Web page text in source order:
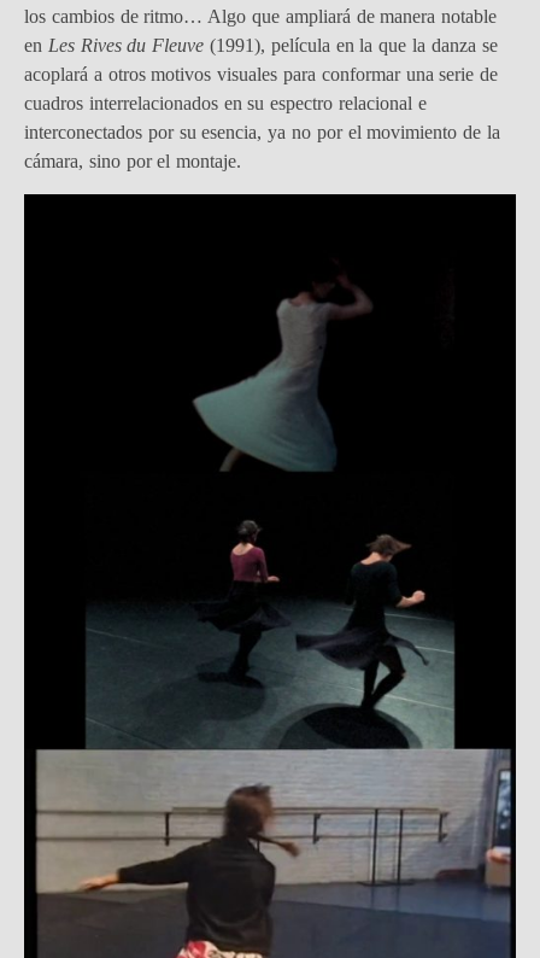
los cambios de ritmo… Algo que ampliará de manera notable
en Les Rives du Fleuve (1991), película en la que la danza se
acoplará a otros motivos visuales para conformar una serie de
cuadros interrelacionados en su espectro relacional e
interconectados por su esencia, ya no por el movimiento de la
cámara, sino por el montaje.